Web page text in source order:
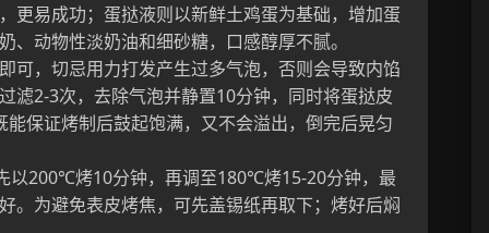
更易成功；蛋挞液则以新鲜土鸡蛋为基础，增加蛋
动物性淡奶油和细砂糖，口感醇厚不腻。
可，切忌用力打发产生过多气泡，否则会导致内馅
滤2-3次，去除气泡并静置10分钟，同时将蛋挞皮
保证烤制后鼓起饱满，又不会溢出，倒完后晃匀
以200℃烤10分钟，再调至180℃烤15-20分钟，最
。为避免表皮烤焦，可先盖锡纸再取下；烤好后焖